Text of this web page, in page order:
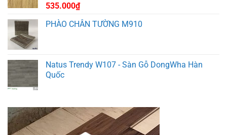
535.000₫
PHÀO CHÂN TƯỜNG M910
Natus Trendy W107 - Sàn Gỗ DongWha Hàn
Quốc